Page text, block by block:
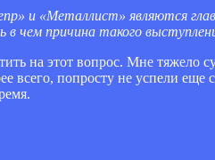
и «Металлист» являются
чем причина такого
на этот вопрос. Мне тяжело
всего, попросту не успели еще